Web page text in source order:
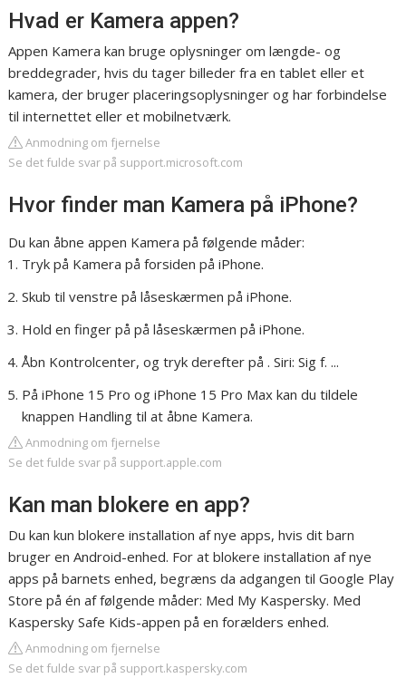
Hvad er Kamera appen?
Appen Kamera kan bruge oplysninger om længde- og
breddegrader, hvis du tager billeder fra en tablet eller et
kamera, der bruger placeringsoplysninger og har forbindelse
til internettet eller et mobilnetværk.
Anmodning om fjernelse
Se det fulde svar på support.microsoft.com
Hvor finder man Kamera på iPhone?
Du kan åbne appen Kamera på følgende måder:
Tryk på Kamera på forsiden på iPhone.
Skub til venstre på låseskærmen på iPhone.
Hold en finger på på låseskærmen på iPhone.
Åbn Kontrolcenter, og tryk derefter på . Siri: Sig f. ...
På iPhone 15 Pro og iPhone 15 Pro Max kan du tildele
knappen Handling til at åbne Kamera.
Anmodning om fjernelse
Se det fulde svar på support.apple.com
Kan man blokere en app?
Du kan kun blokere installation af nye apps, hvis dit barn
bruger en Android-enhed. For at blokere installation af nye
apps på barnets enhed, begræns da adgangen til Google Play
Store på én af følgende måder: Med My Kaspersky. Med
Kaspersky Safe Kids-appen på en forælders enhed.
Anmodning om fjernelse
Se det fulde svar på support.kaspersky.com